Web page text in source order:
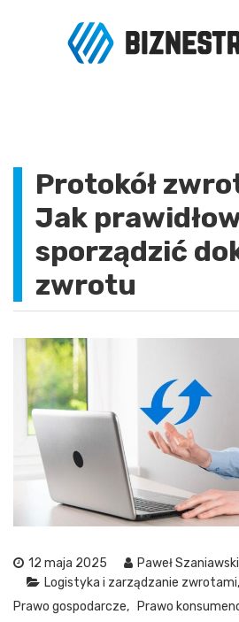
Protokół
Jak
sporządzić
zwrotu
12 maja 2025
Paweł Szaniawski
Logistyka i zarządzanie zwrotami
Prawo gospodarcze
Prawo